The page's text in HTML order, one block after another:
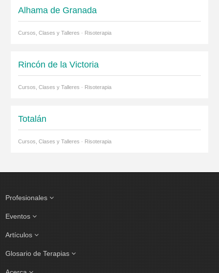
Alhama de Granada
Cursos, Clases y Talleres · Risoterapia
Rincón de la Victoria
Cursos, Clases y Talleres · Risoterapia
Totalán
Cursos, Clases y Talleres · Risoterapia
Profesionales
Eventos
Artículos
Glosario de Terapias